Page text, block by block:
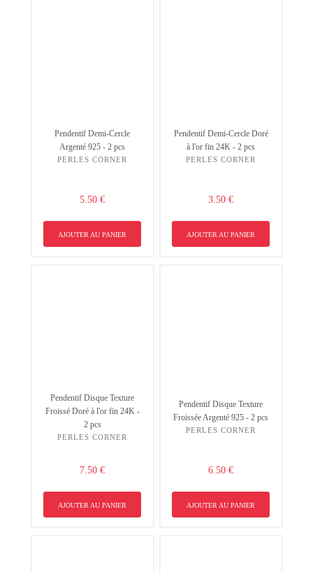
Pendentif Demi-Cercle
Argenté 925 - 2 pcs
PERLES CORNER
5.50 €
AJOUTER AU PANIER
Pendentif Demi-Cercle Doré
à l'or fin 24K - 2 pcs
PERLES CORNER
3.50 €
AJOUTER AU PANIER
Pendentif Disque Texture
Froissé Doré à l'or fin 24K -
2 pcs
PERLES CORNER
7.50 €
AJOUTER AU PANIER
Pendentif Disque Texture
Froissée Argenté 925 - 2 pcs
PERLES CORNER
6.50 €
AJOUTER AU PANIER